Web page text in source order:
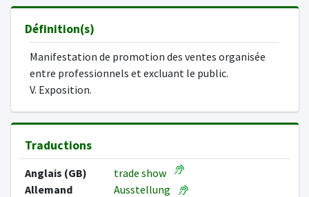
Définition(s)
Manifestation de promotion des ventes organisée
entre professionnels et excluant le public.
V. Exposition.
Traductions
Anglais (GB)
trade show
Allemand
Ausstellung